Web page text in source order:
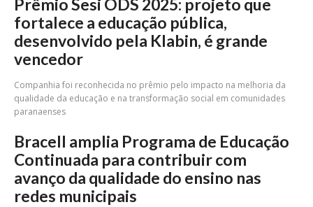
Prêmio Sesi ODS 2025: projeto que
fortalece a educação pública,
desenvolvido pela Klabin, é grande
vencedor
Companhia foi reconhecida no prêmio pelo impacto na melhoria da
qualidade da educação e na transformação social em comunidades
paranaenses
Bracell amplia Programa de Educação
Continuada para contribuir com
avanço da qualidade do ensino nas
redes municipais